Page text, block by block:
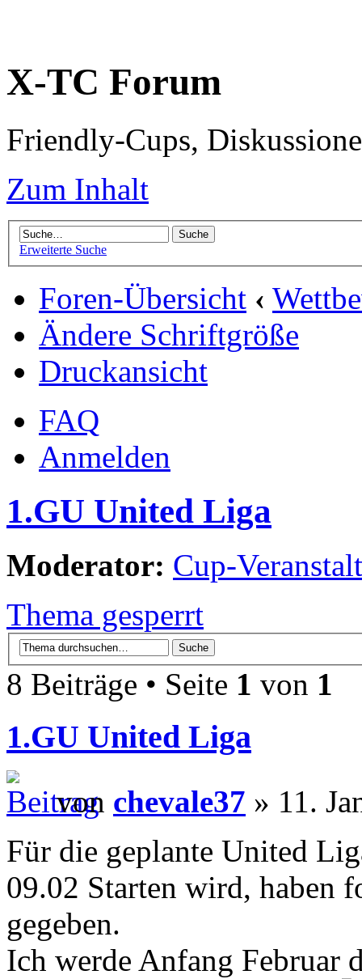
X-TC Forum
Friendly-Cups,
Zum Inhalt
Erweiterte Suche
Foren-Übersicht ‹
Ändere Schriftgröße
Druckansicht
FAQ
Anmelden
1.GU United Liga
Moderator: Cup-
Thema gesperrt
8 Beiträge • Seite 1 von 1
1.GU United Liga
von chevale37 » 11.
Für die geplante United
09.02 Starten wird, haben
gegeben.
Ich werde Anfang Februar